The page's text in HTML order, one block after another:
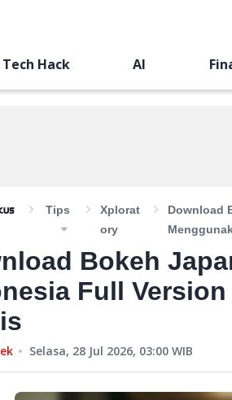
Tech Hack AI
Tips
Xplorat
Ory
Download
Bokeh
Full
Selasa, 28 Jul 2026, 03:00 WIB